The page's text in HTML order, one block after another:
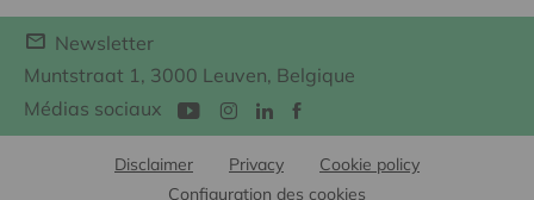
Newsletter
Muntstraat 1, 3000 Leuven, Belgique
Médias sociaux
Disclaimer Privacy
Cookie policy
Configuration des cookies